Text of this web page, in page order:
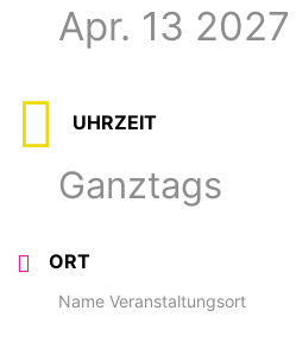
Apr. 13 2027
UHRZEIT
Ganztags
ORT
Name Veranstaltungsort